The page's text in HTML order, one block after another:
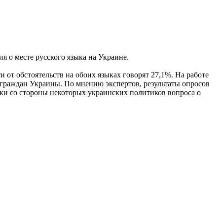
месте русского языка на Украине.
обстоятельств на обоих языках говорят 27,1%. На работе
Украины. По мнению экспертов, результаты опросов
со стороны некоторых украинских политиков вопроса о